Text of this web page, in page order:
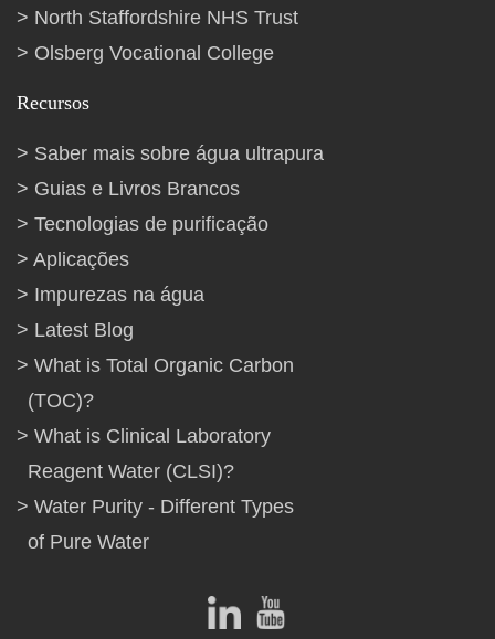
North Staffordshire NHS Trust
Olsberg Vocational College
Recursos
Saber mais sobre água ultrapura
Guias e Livros Brancos
Tecnologias de purificação
Aplicações
Impurezas na água
Latest Blog
What is Total Organic Carbon
(TOC)?
What is Clinical Laboratory
Reagent Water (CLSI)?
Water Purity - Different Types
of Pure Water